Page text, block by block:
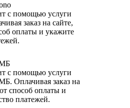
с помощью услуги
заказ на сайте,
оплаты и укажите
с помощью услуги
Оплачивая заказ на
способ оплаты и
платежей.